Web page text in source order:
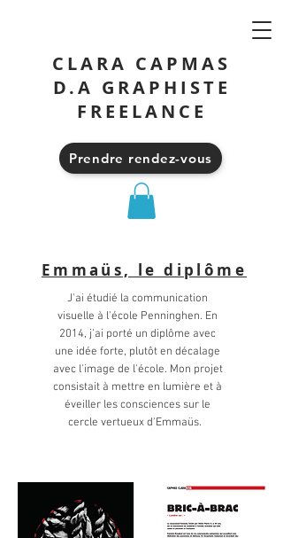
Prendre rendez-vous
CLARA CAPMAS
D.A GRAPHISTE
FREELANCE
Emmaüs, le diplôme
J'ai étudié la communication
visuelle à l'école Penninghen. En
2014, j'ai porté un diplôme avec
une idée forte, plutôt en décalage
avec l'image de l'école. Mon projet
consistait à mettre en lumière et à
éveiller les consciences sur le
cercle vertueux d'Emmaüs.